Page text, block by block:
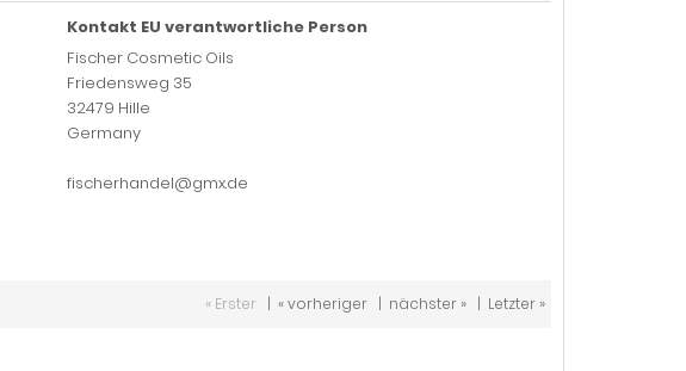
Kontakt EU verantwortliche Person
Fischer Cosmetic Oils
Friedensweg 35
32479 Hille
Germany
fischerhandel@gmx.de
« Erster | « vorheriger | nächster » | Letzter »